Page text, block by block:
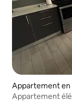
Appartement en
Appartement